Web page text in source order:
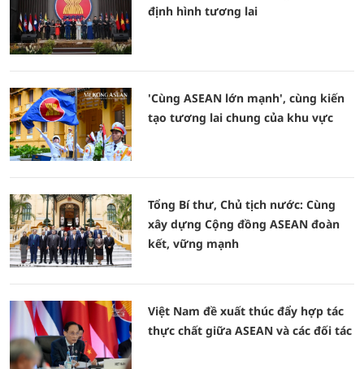
định hình tương lai
'Cùng ASEAN lớn mạnh', cùng kiến
tạo tương lai chung của khu vực
Tổng Bí thư, Chủ tịch nước: Cùng
xây dựng Cộng đồng ASEAN đoàn
kết, vững mạnh
Việt Nam đề xuất thúc đẩy hợp tác
thực chất giữa ASEAN và các đối tác